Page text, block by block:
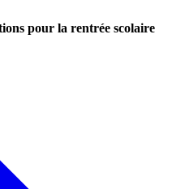
pour la rentrée scolaire